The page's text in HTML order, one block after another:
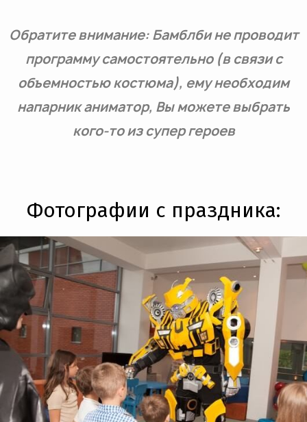
Обратите внимание: Бамблби не проводит
программу самостоятельно (в связи с
объемностью костюма), ему необходим
напарник аниматор, Вы можете выбрать
кого-то из супер героев
Фотографии с праздника: